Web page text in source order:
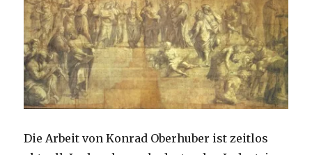
Die Arbeit von Konrad Oberhuber ist zeitlos